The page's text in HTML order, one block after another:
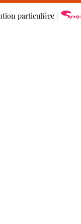
particulière |